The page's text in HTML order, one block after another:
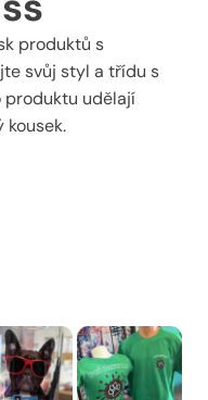
produktů s
svůj styl a třídu s
produktu udělají
kousek.